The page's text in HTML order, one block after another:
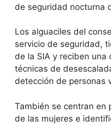
de seguridad nocturna
Los alguaciles del
servicio de seguridad,
de la SIA y reciben una
técnicas de
detección de personas
También se centran en
de las mujeres e